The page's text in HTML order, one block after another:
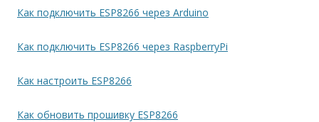
Как подключить ESP8266 через Arduino
Как подключить ESP8266 через RaspberryPi
Как настроить ESP8266
Как обновить прошивку ESP8266